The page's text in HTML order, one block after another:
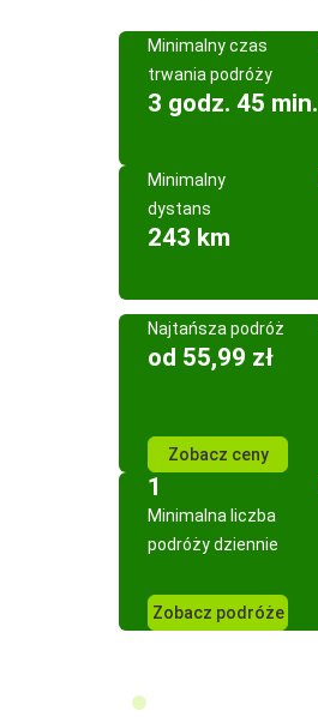
Minimalny czas
trwania podróży
3 godz. 45 min.
Minimalny
dystans
243 km
Najtańsza podróż
od 55,99 zł
Zobacz ceny
1
Minimalna liczba
podróży dziennie
Zobacz podróże